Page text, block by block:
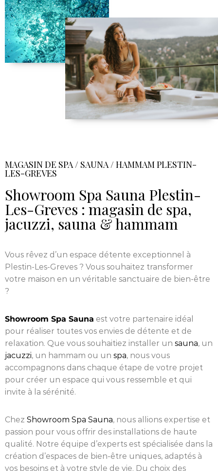
MAGASIN DE SPA / SAUNA / HAMMAM PLESTIN-
LES-GREVES
Showroom Spa Sauna Plestin-
Les-Greves : magasin de spa,
jacuzzi, sauna & hammam
Vous rêvez d’un espace détente exceptionnel à
Plestin-Les-Greves ? Vous souhaitez transformer
votre maison en un véritable sanctuaire de bien-être
?
Showroom Spa Sauna est votre partenaire idéal
pour réaliser toutes vos envies de détente et de
relaxation. Que vous souhaitiez installer un sauna, un
jacuzzi, un hammam ou un spa, nous vous
accompagnons dans chaque étape de votre projet
pour créer un espace qui vous ressemble et qui
invite à la sérénité.
Chez Showroom Spa Sauna, nous allions expertise et
passion pour vous offrir des installations de haute
qualité. Notre équipe d’experts est spécialisée dans la
création d’espaces de bien-être uniques, adaptés à
vos besoins et à votre style de vie. Du choix des